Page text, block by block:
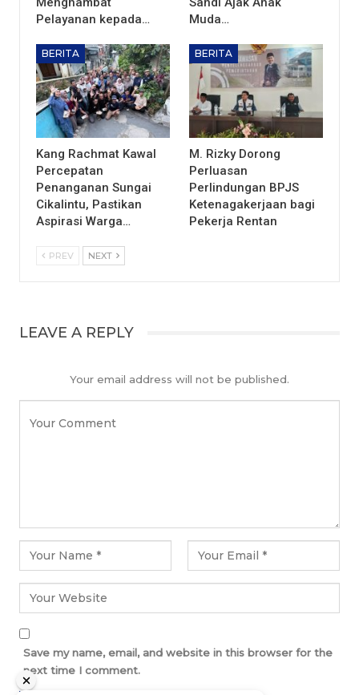
Pelayanan kepada…
Muda…
BERITA
Kang Rachmat Kawal
Percepatan
Penanganan Sungai
Cikalintu, Pastikan
Aspirasi Warga…
BERITA
M. Rizky Dorong
Perluasan
Perlindungan BPJS
Ketenagakerjaan bagi
Pekerja Rentan
PREV NEXT
LEAVE A REPLY
Your email address will not be published.
Save my name, email, and website in this browser for the
next time I comment.